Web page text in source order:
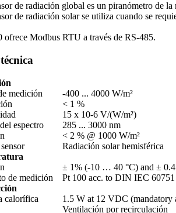
de radiación global es un piranómetro de
de radiación solar se utiliza cuando se
ofrece Modbus RTU a través de RS-485.
medición
-400 ... 4000 W/­m²
< 1 %
15 x 10-6 V/­(W/­m²)
espectro
285 ... 3000 nm
< 2 % @ 1000 W/­m²
Radiación solar hemisférica
± 1% (-10 … 40 °C) and ±
de medición
Pt 100 acc. to DIN IEC
calorífica
1.5 W at 12 VDC (mandatory
Ventilación por recirculación